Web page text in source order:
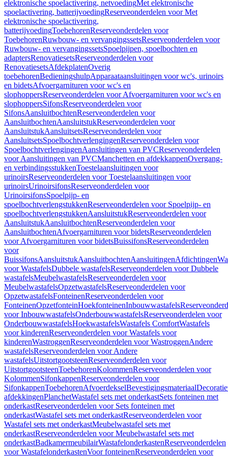
elektronische spoelactivering, netvoedingMet elektronische
spoelactivering, batterijvoedingReserveonderdelen voor Met
elektronische spoelactivering,
batterijvoedingToebehorenReserveonderdelen voor
ToebehorenRuwbouw- en vervangingssetsReserveonderdelen voor
Ruwbouw- en vervangingssetsSpoelpijpen, spoelbochten en
adaptersRenovatiesetsReserveonderdelen voor
RenovatiesetsAfdekplatenOverig
toebehorenBedieningshulpApparaataansluitingen voor wc's, urinoirs
en bidetsAfvoergarnituren voor wc's en
slophoppersReserveonderdelen voor Afvoergarnituren voor wc's en
slophoppersSifonsReserveonderdelen voor
SifonsAansluitbochtenReserveonderdelen voor
AansluitbochtenAansluitstukReserveonderdelen voor
AansluitstukAansluitsetsReserveonderdelen voor
AansluitsetsSpoelbochtverlengingenReserveonderdelen voor
SpoelbochtverlengingenAansluitingen van PVCReserveonderdelen
voor Aansluitingen van PVCManchetten en afdekkappenOvergang-
en verbindingsstukkenToestelaansluitingen voor
urinoirsReserveonderdelen voor Toestelaansluitingen voor
urinoirsUrinoirsifonsReserveonderdelen voor
UrinoirsifonsSpoelpijp- en
spoelbochtverlengstukkenReserveonderdelen voor Spoelpijp- en
spoelbochtverlengstukkenAansluitstukReserveonderdelen voor
AansluitstukAansluitbochtenReserveonderdelen voor
AansluitbochtenAfvoergarnituren voor bidetsReserveonderdelen
voor Afvoergarnituren voor bidetsBuissifonsReserveonderdelen
voor
BuissifonsAansluitstukAansluitbochtenAansluitingenAfdichtingen
voor WastafelsDubbele wastafelsReserveonderdelen voor Dubbele
wastafelsMeubelwastafelsReserveonderdelen voor
MeubelwastafelsOpzetwastafelsReserveonderdelen voor
OpzetwastafelsFonteinenReserveonderdelen voor
FonteinenOpzetfonteinHoekfonteinenInbouwwastafels
voor InbouwwastafelsOnderbouwwastafelsReserveonderdelen voor
OnderbouwwastafelsHoekwastafelsWastafels ComfortWastafels
voor kinderenReserveonderdelen voor Wastafels voor
kinderenWastroggenReserveonderdelen voor WastroggenAndere
wastafelsReserveonderdelen voor Andere
wastafelsUitstortgootsteenReserveonderdelen voor
UitstortgootsteenToebehorenKolommenReserveonderdelen voor
KolommenSifonkappenReserveonderdelen voor
SifonkappenToebehorenAfvoerdekselBevestigingsmateriaal
afdekkingenPlanchetWastafel sets met onderkastSets fonteinen met
onderkastReserveonderdelen voor Sets fonteinen met
onderkastWastafel sets met onderkastReserveonderdelen voor
Wastafel sets met onderkastMeubelwastafel sets met
onderkastReserveonderdelen voor Meubelwastafel sets met
onderkastBadkamermeubilairWastafelonderkastenReserveonderdelen
voor WastafelonderkastenVoor fonteinenReserveonderdelen voor